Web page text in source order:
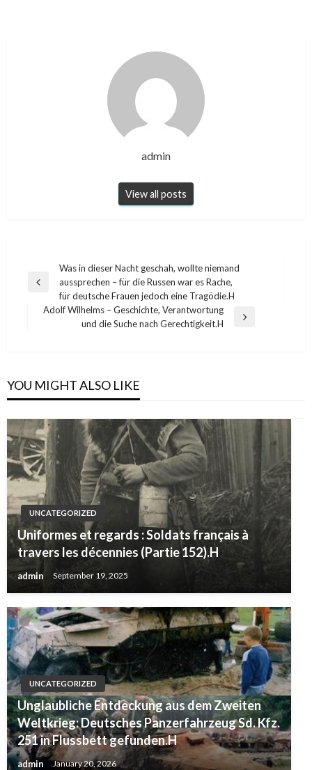
admin
View all posts
navigation
Previous
Was in dieser Nacht geschah, wollte niemand
aussprechen – für die Russen war es Rache,
für deutsche Frauen jedoch eine Tragödie.H
Adolf Wilhelms – Geschichte, Verantwortung
und die Suche nach Gerechtigkeit.H
YOU MIGHT ALSO LIKE
UNCATEGORIZED
Uniformes et regards : Soldats français à
travers les décennies (Partie 152).H
admin September 19, 2025
UNCATEGORIZED
Unglaubliche Entdeckung aus dem Zweiten
Weltkrieg: Deutsches Panzerfahrzeug Sd. Kfz.
251 in Flussbett gefunden.H
admin January 20, 2026